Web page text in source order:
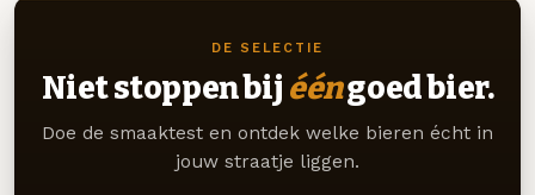
DE SELECTIE
Niet stoppen bij ééngoed bier.
Doe de smaaktest en ontdek welke bieren écht in
jouw straatje liggen.